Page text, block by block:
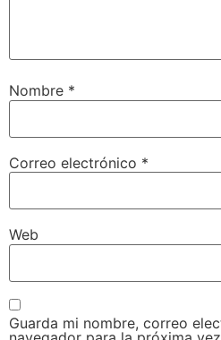
Nombre *
Correo electrónico *
Web
Guarda mi nombre, correo